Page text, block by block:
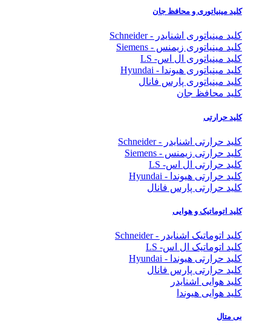
کلید مینیاتوری و محافظ جان
کلید مینیاتوری اشنایدر - Schneider
کلید مینیاتوری زیمنس - Siemens
کلید مینیاتوری ال اس- LS
کلید مینیاتوری هیوندا - Hyundai
کلید مینیاتوری پارس فانال
کلید محافظ جان
کلید حرارتی
کلید حرارتی اشنایدر - Schneider
کلید حرارتی زیمنس - Siemens
کلید حرارتی ال اس- LS
کلید حرارتی هیوندا - Hyundai
کلید حرارتی پارس فانال
کلید اتوماتیک و هوایی
کلید اتوماتیک اشنایدر - Schneider
کلید اتوماتیک ال اس- LS
کلید حرارتی هیوندا - Hyundai
کلید حرارتی پارس فانال
کلید هوایی اشنایدر
کلید هوایی هیوندا
بی متال